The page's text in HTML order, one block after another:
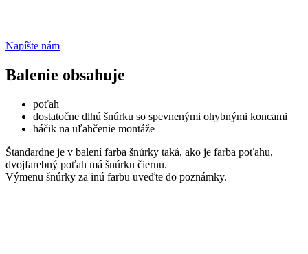
Napíšte nám
Balenie obsahuje
poťah
dostatočne dlhú šnúrku so spevnenými ohybnými koncami
háčik na uľahčenie montáže
Štandardne je v balení farba šnúrky taká, ako je farba poťahu,
dvojfarebný poťah má šnúrku čiernu.
Výmenu šnúrky za inú farbu uveďte do poznámky.